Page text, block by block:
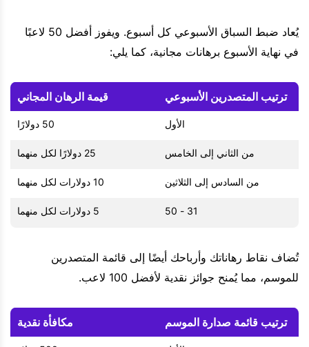
يُعاد ضبط السباق الأسبوعي كل أسبوع. ويفوز أفضل 50 لاعبًا
في نهاية الأسبوع برهانات مجانية، كما يلي:
ترتيب المتصدرين الأسبوعي قيمة الرهان المجاني
الأول 50 دولارًا
من الثاني إلى الخامس 25 دولارًا لكل منهما
من السادس إلى الثلاثين 10 دولارات لكل منهما
31 - 50 5 دولارات لكل منهما
تُضاف نقاط رهاناتك وأرباحك أيضًا إلى قائمة المتصدرين
للموسم، مما يُمنح جوائز نقدية لأفضل 100 لاعب.
ترتيب قائمة صدارة الموسم مكافأة نقدية